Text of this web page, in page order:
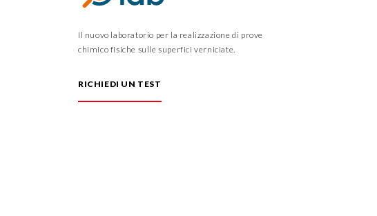
Il nuovo laboratorio per la realizzazione di prove
chimico fisiche sulle superfici verniciate.
RICHIEDI UN TEST